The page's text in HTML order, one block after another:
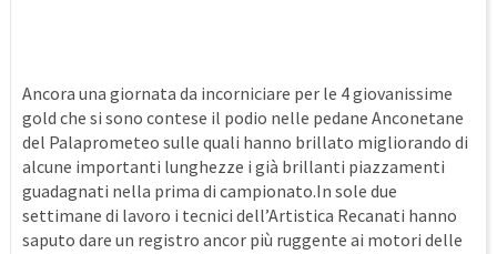
Ancora una giornata da incorniciare per le 4 giovanissime
gold che si sono contese il podio nelle pedane Anconetane
del Palaprometeo sulle quali hanno brillato migliorando di
alcune importanti lunghezze i già brillanti piazzamenti
guadagnati nella prima di campionato.In sole due
settimane di lavoro i tecnici dell’Artistica Recanati hanno
saputo dare un registro ancor più ruggente ai motori delle